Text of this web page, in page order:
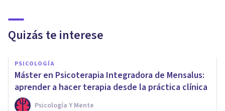
Quizás te interese
PSICOLOGÍA
Máster en Psicoterapia Integradora de Mensalus:
aprender a hacer terapia desde la práctica clínica
Psicología Y Mente